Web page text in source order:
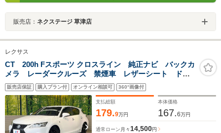
販売店： ネクステージ 草津店
レクサス
CT 200h Fスポーツ クロスライン 純正ナビ バックカ
メラ レーダークルーズ 禁煙車 レザーシート ドラ
レコ コーナーセンサー スマートキー LEDヘッド
ビルトインETC 18インチアルミ オートライト デュ
アルエアコン
販売店保証 購入プラン付 オンライン相談可 360°画像付
支払総額
179.9万円
本体価格
167.6万円
通常ローン 月々 14,500円